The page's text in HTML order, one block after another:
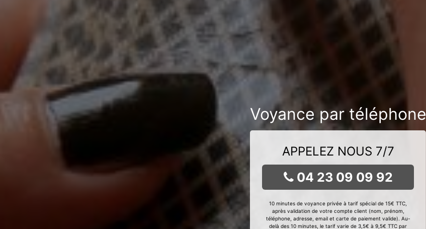
Voyance par téléphone
APPELEZ NOUS 7/7
04 23 09 09 92
10 minutes de voyance privée à tarif spécial de 15€ TTC,
après validation de votre compte client (nom, prénom,
téléphone, adresse, email et carte de paiement valide). Au-
delà des 10 minutes, le tarif varie de 3,5€ à 9,5€ TTC par